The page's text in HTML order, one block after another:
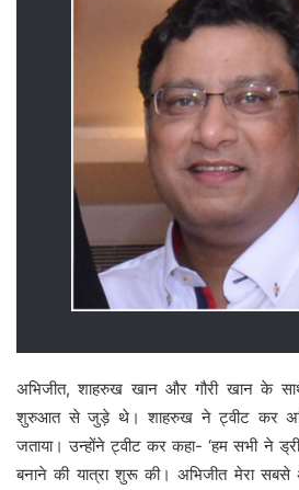
अभिजीत, शाहरुख खान और गौरी खान के
शुरुआत से जुड़े थे। शाहरुख ने ट्वीट कर
जताया। उन्होंने ट्वीट कर कहा- ‘हम सभी ने
बनाने की यात्रा शुरू की। अभिजीत मेरा